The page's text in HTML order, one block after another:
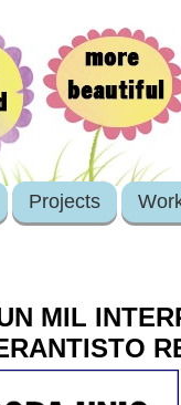
Projects
MIL